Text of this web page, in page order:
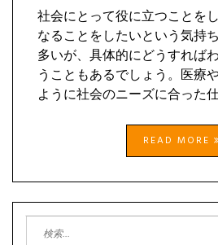
社会にとって役に立つことを
なることをしたいという気持
多いが、具体的にどうすれば
うこともあるでしょう。医療
ように社会のニーズに合った
READ MORE
検